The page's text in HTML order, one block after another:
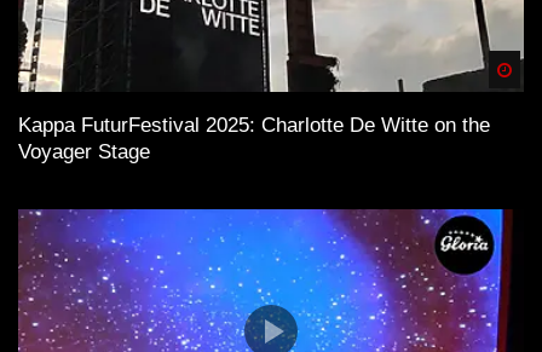
Kappa FuturFestival 2025: Charlotte De Witte on the
Voyager Stage